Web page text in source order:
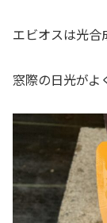
エビオスは光
窓際の日光がよ